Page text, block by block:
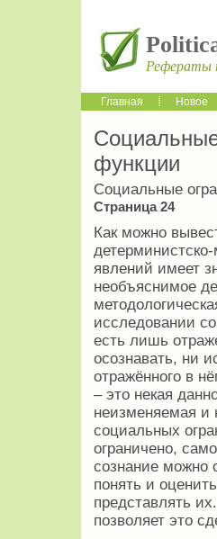
Рефераты
Главная Новое
функции
Социальные
Страница 24
Как можно
явлений имеет
необъяснимое
исследовании
есть лишь
осознавать, ни
отражённого в
– это некая
неизменяемая и
социальных
ограничено,
сознание можно
понять и
представлять
позволяет это